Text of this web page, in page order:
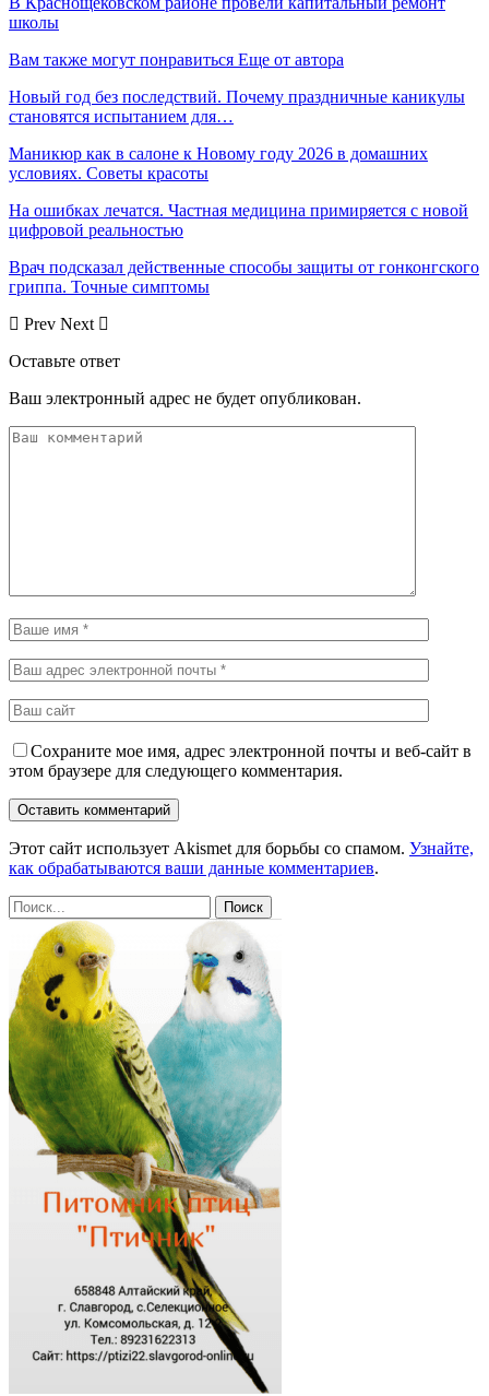
школы
Вам также могут понравиться Еще от автора
Новый год без последствий. Почему праздничные каникулы
становятся испытанием для…
Маникюр как в салоне к Новому году 2026 в домашних
условиях. Советы красоты
На ошибках лечатся. Частная медицина примиряется с новой
цифровой реальностью
Врач подсказал действенные способы защиты от гонконгского
гриппа. Точные симптомы
Prev Next
Оставьте ответ
Ваш электронный адрес не будет опубликован.
Сохраните мое имя, адрес электронной почты и веб-сайт в
этом браузере для следующего комментария.
Этот сайт использует Akismet для борьбы со спамом. Узнайте,
как обрабатываются ваши данные комментариев.